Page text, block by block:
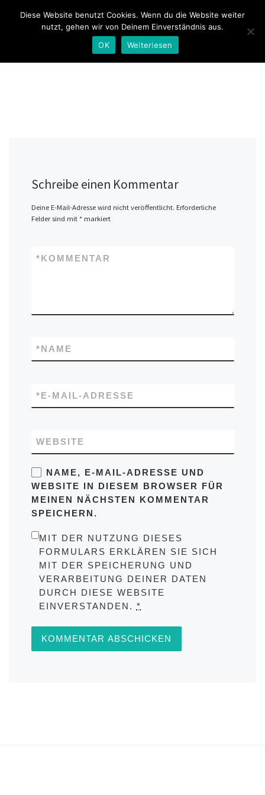
Zum Inhalt springen
Search
Schreibe einen Kommentar
Deine E-Mail-Adresse wird nicht veröffentlicht. Erforderliche
Felder sind mit *markiert
KOMMENTAR
*
NAME
*
E-MAIL-ADRESSE
*
WEBSITE
NAME, E-MAIL-ADRESSE UND
WEBSITE IN DIESEM BROWSER FÜR
MEINEN NÄCHSTEN KOMMENTAR
SPEICHERN.
MIT DER NUTZUNG DIESES
FORMULARS ERKLÄREN SIE SICH
MIT DER SPEICHERUNG UND
VERARBEITUNG DEINER DATEN
DURCH DIESE WEBSITE
EINVERSTANDEN. *
Diese Website benutzt Cookies. Wenn du die Website weiter
nutzt, gehen wir von Deinem Einverständnis aus.
OK
Weiterlesen